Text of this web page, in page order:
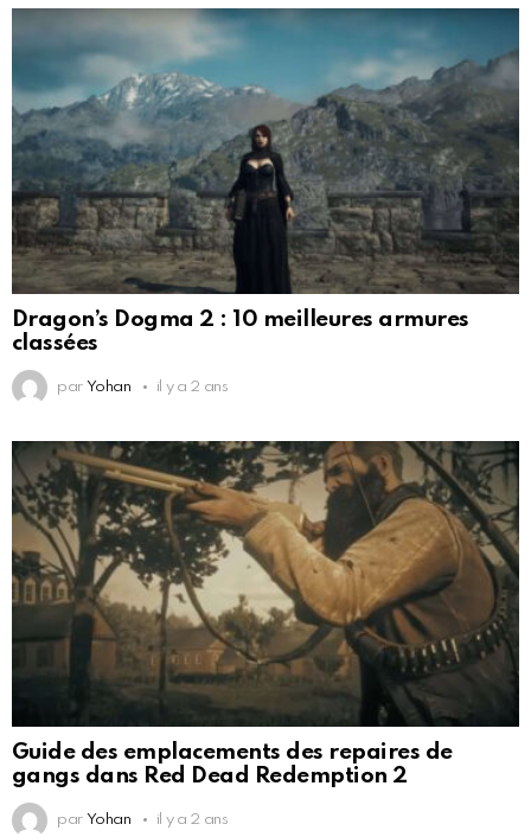
Dragon’s Dogma 2 : 10 meilleures armures
classées
par Yohan il y a 2 ans
Guide des emplacements des repaires de
gangs dans Red Dead Redemption 2
par Yohan il y a 2 ans